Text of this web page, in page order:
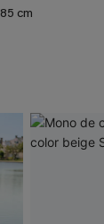
85 cm